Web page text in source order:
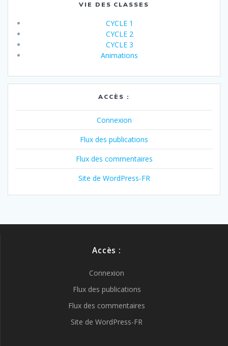
VIE DES CLASSES
CYCLE 1
CYCLE 2
CYCLE 3
Animations
ACCÈS :
Connexion
Flux des publications
Flux des commentaires
Site de WordPress-FR
Accès :
Connexion
Flux des publications
Flux des commentaires
Site de WordPress-FR